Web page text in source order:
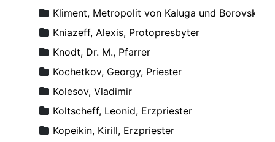
Kliment, Metropolit von Kaluga und Borovsk
Kniazeff, Alexis, Protopresbyter
Knodt, Dr. M., Pfarrer
Kochetkov, Georgy, Priester
Kolesov, Vladimir
Koltscheff, Leonid, Erzpriester
Kopeikin, Kirill, Erzpriester